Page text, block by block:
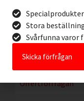
Låsbygel i
stål Brady 230000
Lägg I Kundvagn
Offertförfrågan
Stora
Svårfunna varor
Skicka förfrågan